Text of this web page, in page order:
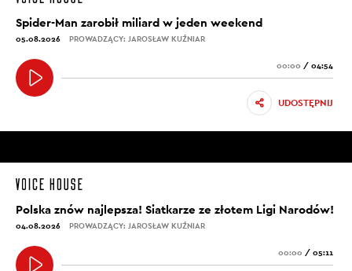
Spider-Man zarobił miliard w jeden weekend
05.08.2026 PROWADZĄCY: JAROSŁAW KUŹNIAR
00:00 / 04:54
UDOSTĘPNIJ
Polska znów najlepsza! Siatkarze ze złotem Ligi Narodów!
04.08.2026 PROWADZĄCY: JAROSŁAW KUŹNIAR
00:00 / 05:11